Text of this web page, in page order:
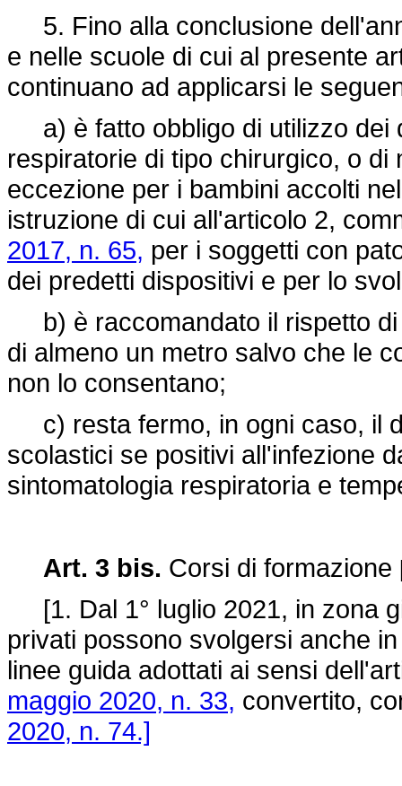
5. Fino alla conclusione
e nelle scuole di cui al presente
continuano ad applicarsi le
a) è fatto obbligo di utilizzo dei
respiratorie di tipo chirurgico, o
eccezione per i bambini accolti
istruzione di cui all'articolo 2,
2017, n. 65, per i soggetti con
dei predetti dispositivi e per lo
b) è raccomandato il rispetto di
di almeno un metro salvo che le
non lo consentano;
c) resta fermo, in ogni caso, il
scolastici se positivi all'infezione
sintomatologia respiratoria e
Art. 3 bis. Corsi di formazione
[1. Dal 1° luglio 2021, in zona
privati possono svolgersi anche
linee guida adottati ai sensi
maggio 2020, n. 33, convertito,
2020, n. 74.]